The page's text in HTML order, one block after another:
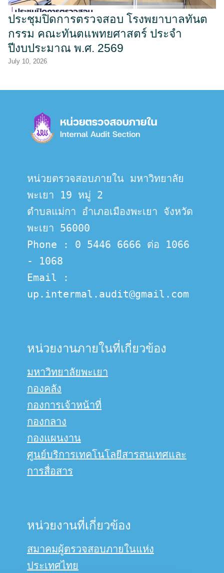
ประชุมปิดการตรวจสอบ โรงพยาบาลทันต
กรรม คณะทันตแพทยศาสตร์ ประจำ
ปีงบประมาณ พ.ศ. 2569
July 10, 2026
หน่วยตรวจสอบภายใน มหาวิทยาลัย
พะเยา 19 หมู่ 2
ตำบลแม่กา อำเภอเมืองพะเยา จังหวัด
พะเยา 56000
Phone : 0 5446 6666 ต่อ 1066
- 1068
Email :
up.intermal.audit@gmail.com
หน่วยงานภายในที่เกี่ยวข้อง
มหาวิทยาลัยพะเยา
กองคลัง
กองการเจ้าหน้าที่
กองกลาง
กองแผนงาน
ศูนย์บริการเทคโนโลยีสารสนเทศและ
การสื่อสาร
หน่วยงานที่เกี่ยวข้อง
สมาคมผู้ตรวจสอบภายในแห่ง
ประเทศไทย